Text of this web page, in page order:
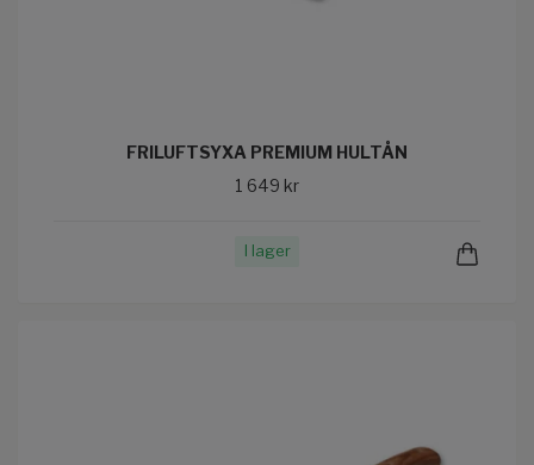
FRILUFTSYXA PREMIUM HULTÅN
1 649 kr
I lager